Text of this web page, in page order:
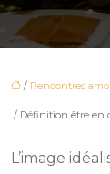
/ Rencontres
/ Définition être en
L’image